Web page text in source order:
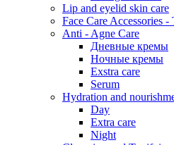
Lip and eyelid skin care
Face Care Accessories -
Anti - Agne Care
Дневные кремы
Ночные кремы
Exstra care
Serum
Hydration and
Day
Extra care
Night